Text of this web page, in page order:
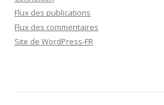
Flux des publications
Flux des commentaires
Site de WordPress-FR